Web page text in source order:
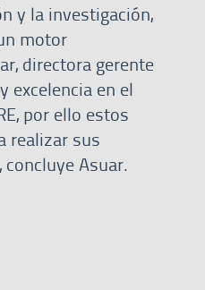
y la investigación,
motor
directora gerente
excelencia en el
por ello estos
realizar sus
Asuar.